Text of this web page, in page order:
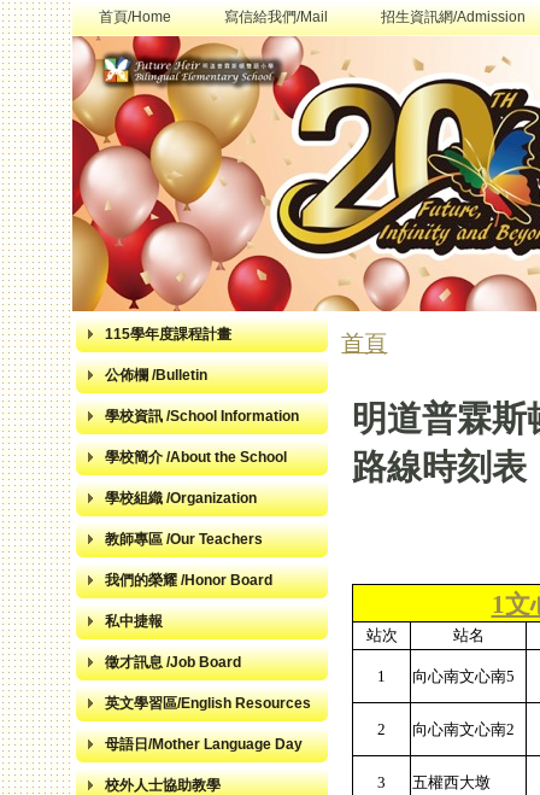
首頁/Home 寫信給我們/Mail 招生資訊網/Admission
115學年度課程計畫
公佈欄 /Bulletin
學校資訊 /School Information
學校簡介 /About the School
學校組織 /Organization
教師專區 /Our Teachers
我們的榮耀 /Honor Board
私中捷報
徵才訊息 /Job Board
英文學習區/English Resources
母語日/Mother Language Day
校外人士協助教學
您在這裡
首頁
明道普霖斯
路線時刻表
1文
站次 站名
1 向心南文心南5
2 向心南文心南2
3 五權西大墩